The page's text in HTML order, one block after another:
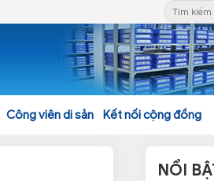
Công viên di sản Kết nối cộng đồng
NỔI